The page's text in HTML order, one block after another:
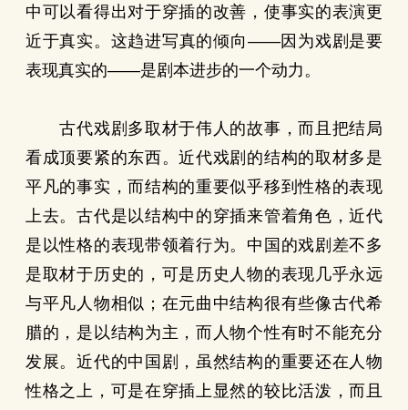
中可以看得出对于穿插的改善，使事实的表演更
近于真实。这趋进写真的倾向——因为戏剧是要
表现真实的——是剧本进步的一个动力。
古代戏剧多取材于伟人的故事，而且把结局
看成顶要紧的东西。近代戏剧的结构的取材多是
平凡的事实，而结构的重要似乎移到性格的表现
上去。古代是以结构中的穿插来管着角色，近代
是以性格的表现带领着行为。中国的戏剧差不多
是取材于历史的，可是历史人物的表现几乎永远
与平凡人物相似；在元曲中结构很有些像古代希
腊的，是以结构为主，而人物个性有时不能充分
发展。近代的中国剧，虽然结构的重要还在人物
性格之上，可是在穿插上显然的较比活泼，而且